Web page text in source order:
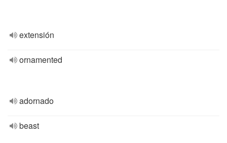
extensión
ornamented
adornado
beast